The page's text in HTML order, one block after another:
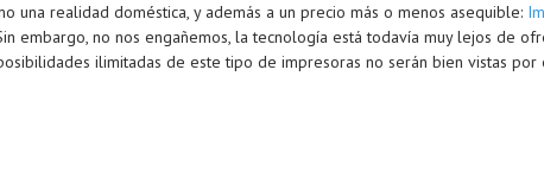
una realidad doméstica, y además a un precio más o menos asequible:
embargo, no nos engañemos, la tecnología está todavía muy lejos de
ilimitadas de este tipo de impresoras no serán bien vistas